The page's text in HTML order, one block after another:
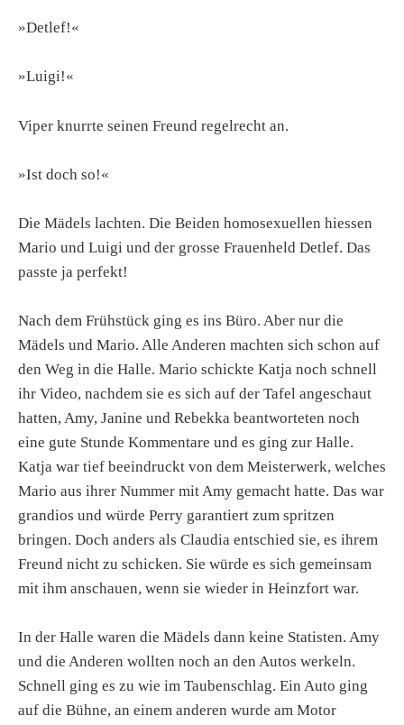
»Detlef!«
»Luigi!«
Viper knurrte seinen Freund regelrecht an.
»Ist doch so!«
Die Mädels lachten. Die Beiden homosexuellen hiessen
Mario und Luigi und der grosse Frauenheld Detlef. Das
passte ja perfekt!
Nach dem Frühstück ging es ins Büro. Aber nur die
Mädels und Mario. Alle Anderen machten sich schon auf
den Weg in die Halle. Mario schickte Katja noch schnell
ihr Video, nachdem sie es sich auf der Tafel angeschaut
hatten, Amy, Janine und Rebekka beantworteten noch
eine gute Stunde Kommentare und es ging zur Halle.
Katja war tief beeindruckt von dem Meisterwerk, welches
Mario aus ihrer Nummer mit Amy gemacht hatte. Das war
grandios und würde Perry garantiert zum spritzen
bringen. Doch anders als Claudia entschied sie, es ihrem
Freund nicht zu schicken. Sie würde es sich gemeinsam
mit ihm anschauen, wenn sie wieder in Heinzfort war.
In der Halle waren die Mädels dann keine Statisten. Amy
und die Anderen wollten noch an den Autos werkeln.
Schnell ging es zu wie im Taubenschlag. Ein Auto ging
auf die Bühne, an einem anderen wurde am Motor